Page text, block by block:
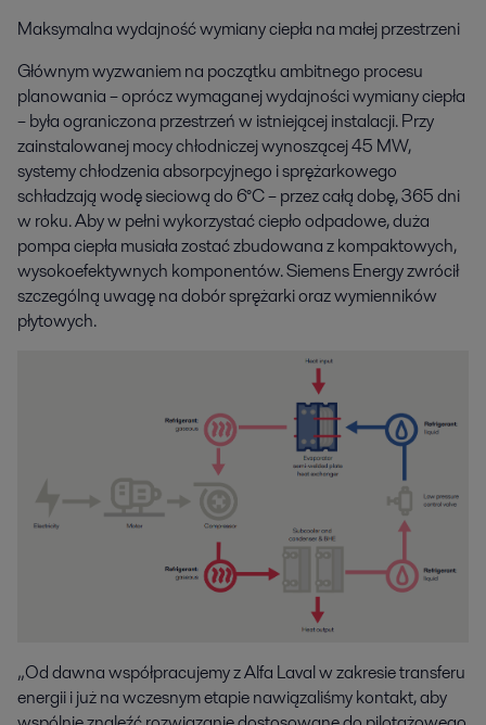
Maksymalna wydajność wymiany ciepła na małej przestrzeni
Głównym wyzwaniem na początku ambitnego procesu
planowania – oprócz wymaganej wydajności wymiany ciepła
– była ograniczona przestrzeń w istniejącej instalacji. Przy
zainstalowanej mocy chłodniczej wynoszącej 45 MW,
systemy chłodzenia absorpcyjnego i sprężarkowego
schładzają wodę sieciową do 6°C – przez całą dobę, 365 dni
w roku. Aby w pełni wykorzystać ciepło odpadowe, duża
pompa ciepła musiała zostać zbudowana z kompaktowych,
wysokoefektywnych komponentów. Siemens Energy zwrócił
szczególną uwagę na dobór sprężarki oraz wymienników
płytowych.
„Od dawna współpracujemy z Alfa Laval w zakresie transferu
energii i już na wczesnym etapie nawiązaliśmy kontakt, aby